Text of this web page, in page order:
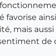
favorise
mais aussi